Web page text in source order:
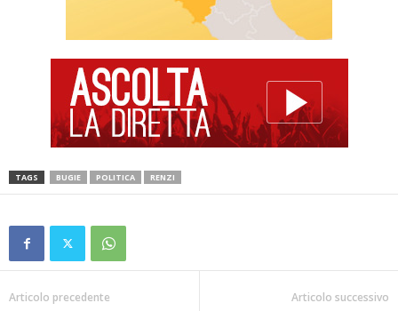
TAGS BUGIE POLITICA RENZI
Articolo precedente Articolo successivo